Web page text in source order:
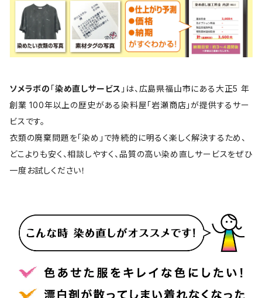
ソメラボの 「染め直しサービス 」は、広島県福山市にある大正5 年
創業 100年以上の歴史がある染料屋「岩瀬商店」が提供するサー
ビスです。
衣類の廃棄問題を「染め」で持続的に明るく楽しく解決するため、
どこよりも安く、相談しやすく、品質の高い染め直しサービスをぜひ
一度お試しください！